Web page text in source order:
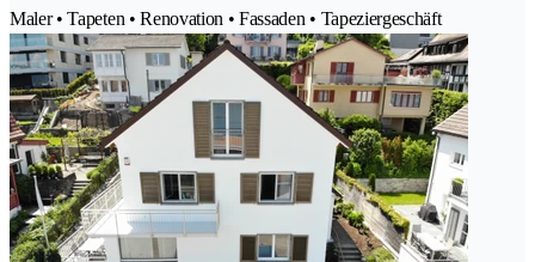
Maler • Tapeten • Renovation • Fassaden • Tapeziergeschäft